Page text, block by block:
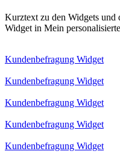
Kurztext zu den Widgets und
Widget in Mein
Kundenbefragung Widget
Kundenbefragung Widget
Kundenbefragung Widget
Kundenbefragung Widget
Kundenbefragung Widget